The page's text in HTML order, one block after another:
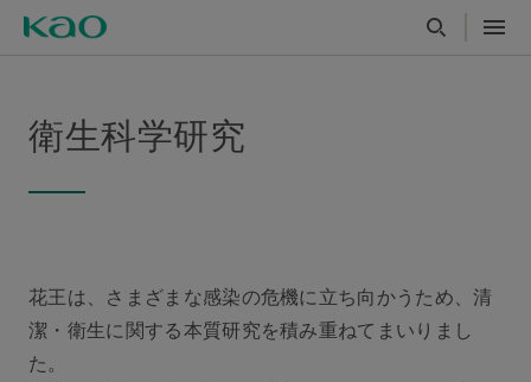
衛生科学研究
花王は、さまざまな感染の危機に立ち向かうため、清
潔・衛生に関する本質研究を積み重ねてまいりまし
た。